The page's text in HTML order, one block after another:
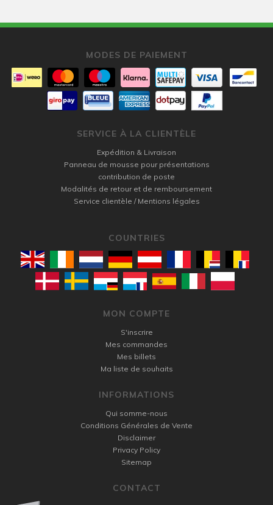
MODES DE PAIEMENT
SERVICE À LA CLIENTÈLE
Expédition & Livraison
Panneau de mousse pour présentations
contribution de poste
Modalités de retour et de remboursement
Service clientèle / Mentions légales
COUNTRIES
MON COMPTE
S'inscrire
Mes commandes
Mes billets
Ma liste de souhaits
INFORMATIONS
Qui somme-nous
Conditions Générales de Vente
Disclaimer
Privacy Policy
Sitemap
CONTACT